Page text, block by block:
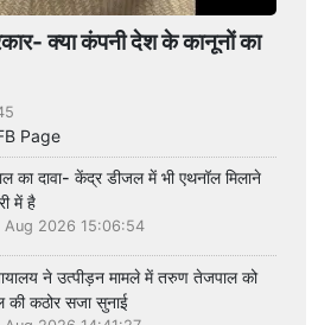
क्या कंपनी देश के कानूनों का
Page
का दावा- केंद्र डीजल में भी एथनॉल मिलाने
में है
Aug 2026 15:06:54
ने उत्पीड़न मामले में तरुण तेजपाल को
की कठोर सजा सुनाई